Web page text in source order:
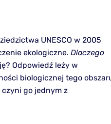
UNESCO w 2005
ekologiczne. Dlaczego
Odpowiedź leży w
biologicznej tego
czyni go jednym z